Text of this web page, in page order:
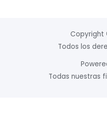
Copyright
Todos los
Todas nuestras